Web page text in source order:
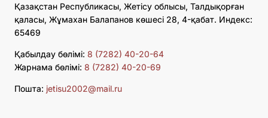
Қазақстан Республикасы, Жетісу облысы, Талдықорған
қаласы, Жұмахан Балапанов көшесі 28, 4-қабат. Индекс:
65469
Қабылдау бөлімі: 8 (7282) 40-20-64
Жарнама бөлімі: 8 (7282) 40-20-69
Пошта: jetisu2002@mail.ru